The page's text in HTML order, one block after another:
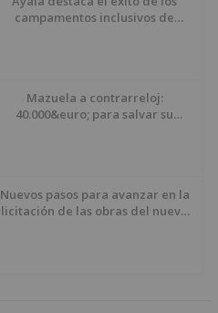
campamentos inclusivos de
Mazuela a contrarreloj:
40.000&euro; para salvar su
Nuevos pasos para avanzar en la
licitación de las obras del nuevo